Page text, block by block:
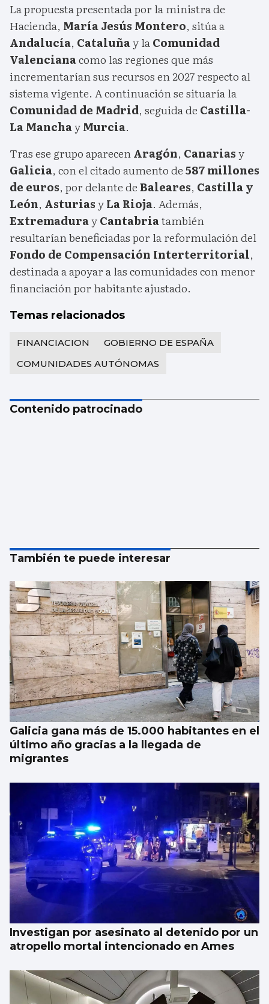
La propuesta presentada por la ministra de
Hacienda, María Jesús Montero, sitúa a
Andalucía, Cataluñay laComunidad
Valencianacomo las regiones que más
incrementarían sus recursos en 2027 respecto al
sistema vigente. A continuación se situaría la
Comunidad de Madrid, seguida de Castilla-
La ManchayMurcia.
Tras ese grupo aparecenAragón, Canariasy
Galicia, con el citado aumento de587 millones
de euros, por delante deBaleares, Castilla y
León, AsturiasyLa Rioja. Además,
ExtremadurayCantabriatambién
resultarían beneficiadas por la reformulación del
Fondo de Compensación Interterritorial,
destinada a apoyar a las comunidades con menor
financiación por habitante ajustado.
Temas relacionados
FINANCIACION
GOBIERNO DE ESPAÑA
COMUNIDADES AUTÓNOMAS
Contenido patrocinado
También te puede interesar
Galicia gana más de 15.000 habitantes en el
último año gracias a la llegada de
migrantes
Investigan por asesinato al detenido por un
atropello mortal intencionado en Ames